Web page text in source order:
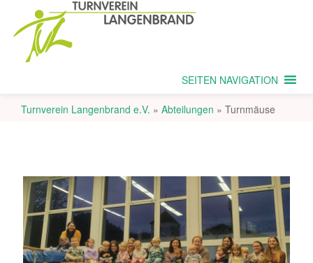
SEITEN NAVIGATION
Turnverein Langenbrand e.V. » Abteilungen » Turnmäuse